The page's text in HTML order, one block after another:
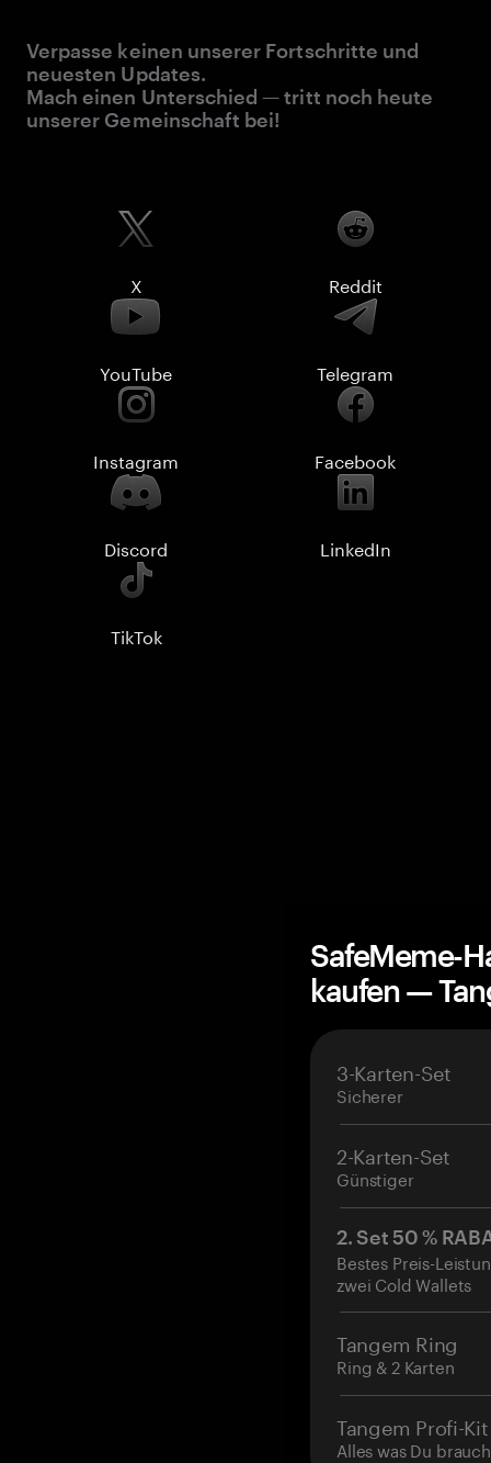
Verpasse keinen unserer Fortschritte und
neuesten Updates.
Mach einen Unterschied — tritt noch heute
unserer Gemeinschaft bei!
X Reddit
YouTube Telegram
Instagram Facebook
Discord LinkedIn
TikTok
SafeMeme-
kaufen —
3-Karten-Set
Sicherer
2-Karten-Set
Günstiger
2. Set 50 %
Bestes Preis-
zwei Cold Wallets
Tangem Ring
Ring & 2 Karten
Tangem Profi-Kit
Alles was Du